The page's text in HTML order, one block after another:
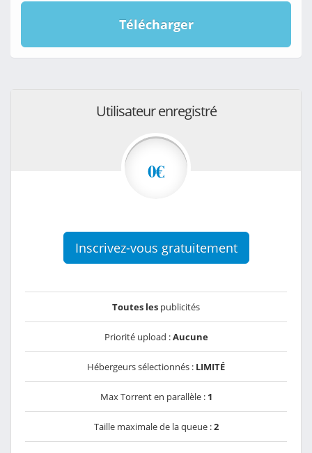
Télécharger
Utilisateur enregistré
0€
Inscrivez-vous gratuitement
Toutes les publicités
Priorité upload :Aucune
Hébergeurs sélectionnés : LIMITÉ
Max Torrent en parallèle : 1
Taille maximale de la queue :2